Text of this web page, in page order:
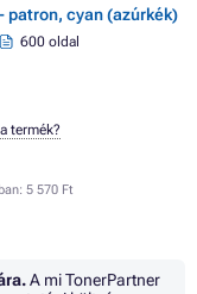
patron, cyan (azúrkék)
600 oldal
5 570 Ft
termék?
A mi TonerPartner